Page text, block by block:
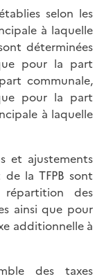
selon les
à laquelle
déterminées
pour la part
communale,
pour la part
à laquelle
et ajustements
la TFPB sont
des
ainsi que pour
additionnelle à
des taxes